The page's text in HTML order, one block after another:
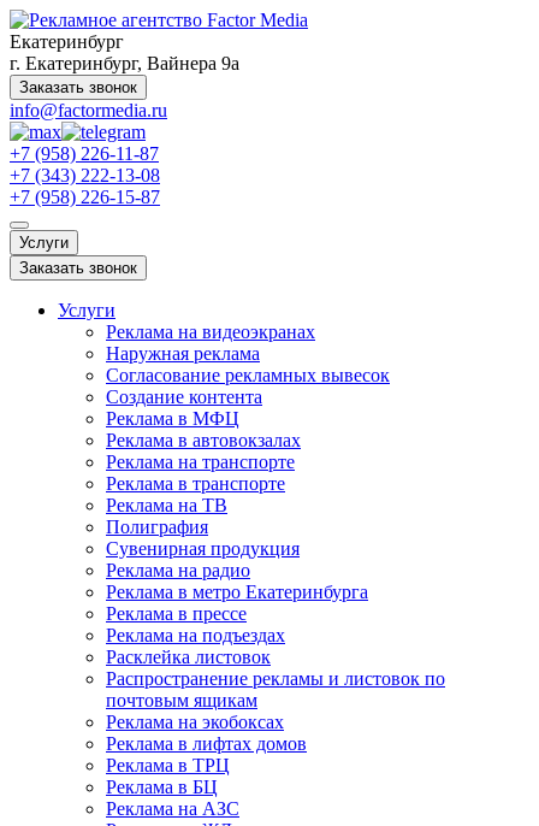
Екатеринбург
г. Екатеринбург, Вайнера 9а
Заказать звонок
info@factormedia.ru
+7 (958) 226-11-87
+7 (343) 222-13-08
+7 (958) 226-15-87
Услуги
Заказать звонок
Услуги
Реклама на видеоэкранах
Наружная реклама
Согласование рекламных вывесок
Создание контента
Реклама в МФЦ
Реклама в автовокзалах
Реклама на транспорте
Реклама в транспорте
Реклама на ТВ
Полиграфия
Сувенирная продукция
Реклама на радио
Реклама в метро Екатеринбурга
Реклама в прессе
Реклама на подъездах
Расклейка листовок
Распространение рекламы и листовок по
почтовым ящикам
Реклама на экобоксах
Реклама в лифтах домов
Реклама в ТРЦ
Реклама в БЦ
Реклама на АЗС